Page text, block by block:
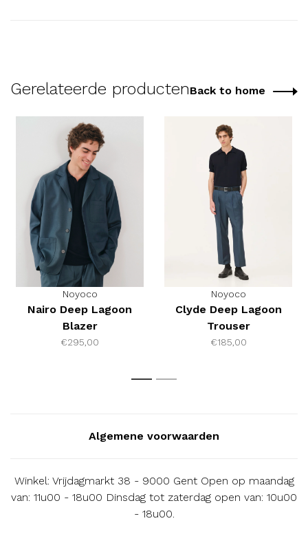
Gerelateerde productenBack to home
Noyoco
Nairo Deep Lagoon
Blazer
€295,00
Noyoco
Clyde Deep Lagoon
Trouser
€185,00
1 2
Algemene voorwaarden
Winkel: Vrijdagmarkt 38 - 9000 Gent Open op maandag
van: 11u00 - 18u00 Dinsdag tot zaterdag open van: 10u00
- 18u00.